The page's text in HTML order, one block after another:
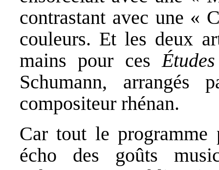
contrastant avec une «
couleurs. Et les deux
mains pour ces
Schumann,
compositeur rhénan.
Car tout le programme
écho des goûts